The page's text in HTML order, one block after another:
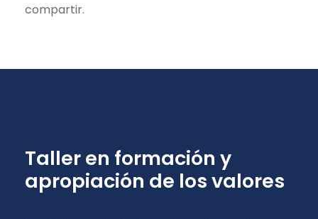
compartir.
Taller en formación y
apropiación de los valores